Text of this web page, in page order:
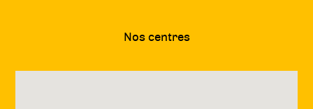
Nos centres